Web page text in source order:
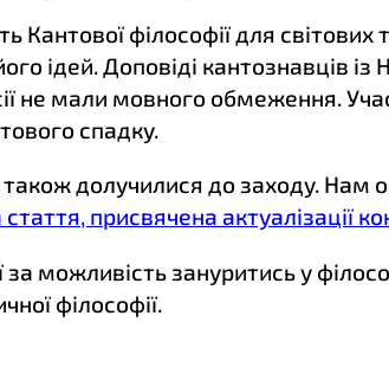
Кантової філософії для
ідей. Доповіді кантознавців
не мали мовного обмеження.
спадку.
також долучилися до заходу.
присвячена актуалізації
можливість зануритись у
філософії.